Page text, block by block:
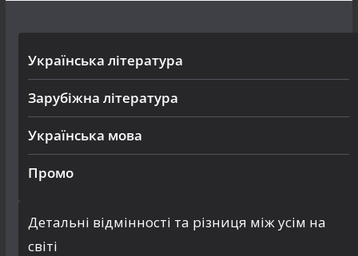
Українська література
Зарубіжна література
Українська мова
Промо
Детальні відмінності та різниця між усім на
світі